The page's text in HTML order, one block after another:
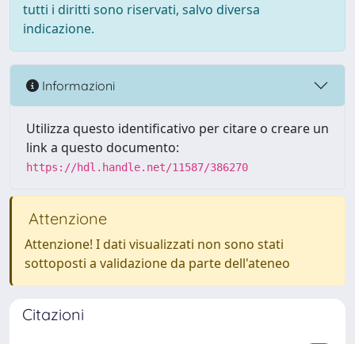
tutti i diritti sono riservati, salvo diversa
indicazione.
Informazioni
Utilizza questo identificativo per citare o creare un
link a questo documento:
https://hdl.handle.net/11587/386270
Attenzione
Attenzione! I dati visualizzati non sono stati
sottoposti a validazione da parte dell'ateneo
Citazioni